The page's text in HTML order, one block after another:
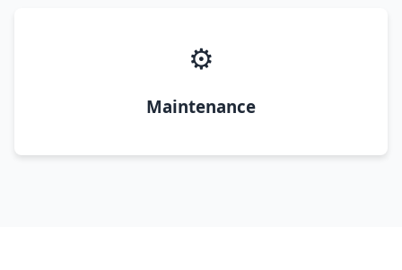
⚙️
Maintenance